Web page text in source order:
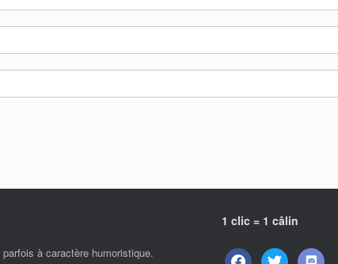
à caractère humoristique.
1 clic = 1 câlin
facebooktwitter discord